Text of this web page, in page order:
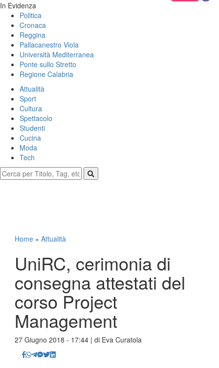
In Evidenza
Politica
Cronaca
Reggina
Pallacanestro Viola
Università Mediterranea
Ponte sullo Stretto
Regione Calabria
Attualità
Sport
Cultura
Spettacolo
Studenti
Cucina
Moda
Tech
Home » Attualità
UniRC, cerimonia di
consegna attestati del
corso Project
Management
27 Giugno 2018 - 17:44 | di Eva Curatola